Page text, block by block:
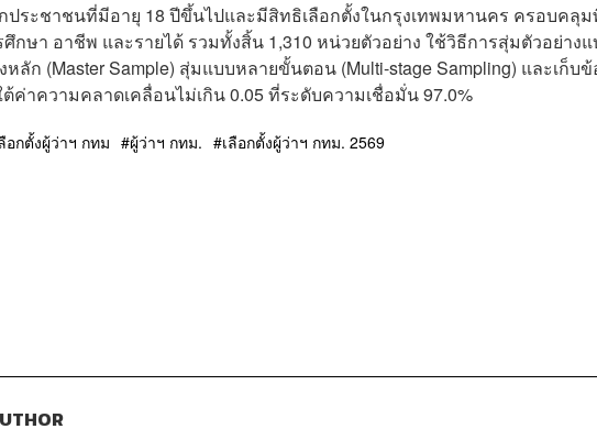
ประชาชนที่มีอายุ 18 ปีขึ้นไปและมีสิทธิเลือกตั้งในกรุงเทพมหานคร ครอบคลุ
กษา อาชีพ และรายได้ รวมทั้งสิ้น 1,310 หน่วยตัวอย่าง ใช้วิธีการสุ่มตัวอย่าง
ลัก (Master Sample) สุ่มแบบหลายขั้นตอน (Multi-stage Sampling) และเก็บ
าความคลาดเคลื่อนไม่เกิน 0.05 ที่ระดับความเชื่อมั่น 97.0%
อกตั้งผู้ว่าฯ กทม ผู้ว่าฯ กทม. เลือกตั้งผู้ว่าฯ กทม. 2569